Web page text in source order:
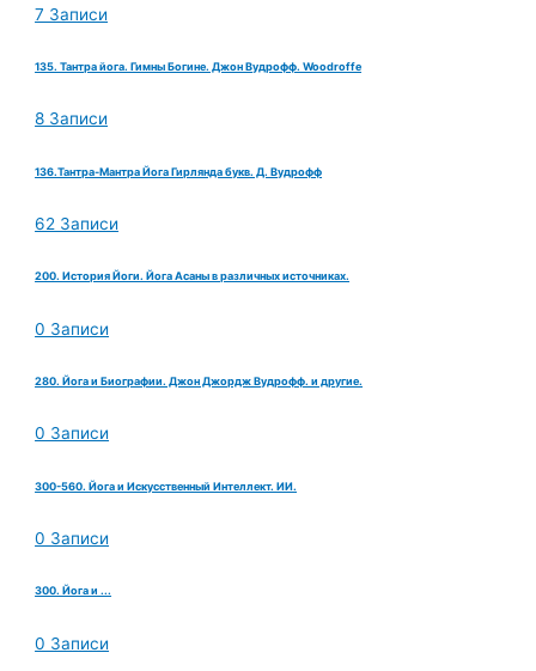
7 Записи
135. Тантра йога. Гимны Богине. Джон Вудрофф. Woodroffe
8 Записи
136.Тантра-Мантра Йога Гирлянда букв. Д. Вудрофф
62 Записи
200. История Йоги. Йога Асаны в различных источниках.
0 Записи
280. Йога и Биографии. Джон Джордж Вудрофф. и другие.
0 Записи
300-560. Йога и Искусственный Интеллект. ИИ.
0 Записи
300. Йога и ...
0 Записи